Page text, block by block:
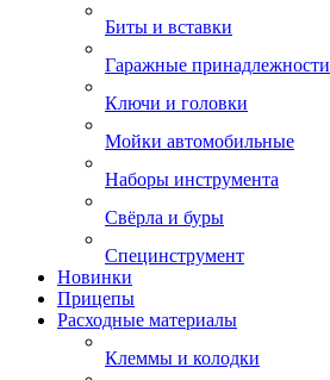
Биты и вставки
Гаражные принадлежности
Ключи и головки
Мойки автомобильные
Наборы инструмента
Свёрла и буры
Специнструмент
Новинки
Прицепы
Расходные материалы
Клеммы и колодки